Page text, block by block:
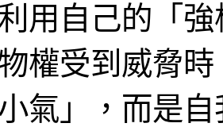
用自己的「
權受到威脅
氣」，而是